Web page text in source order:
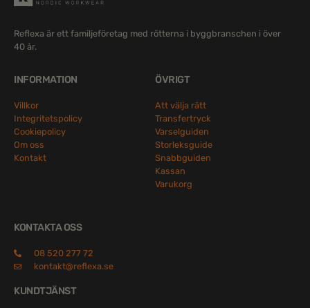
Reflexa är ett familjeföretag med rötterna i byggbranschen i över
40 år.
INFORMATION
Villkor
Integritetspolicy
Cookiepolicy
Om oss
Kontakt
ÖVRIGT
Att välja rätt
Transfertryck
Varselguiden
Storleksguide
Snabbguiden
Kassan
Varukorg
KONTAKTA OSS
08 520 277 72
kontakt@reflexa.se
KUNDTJÄNST